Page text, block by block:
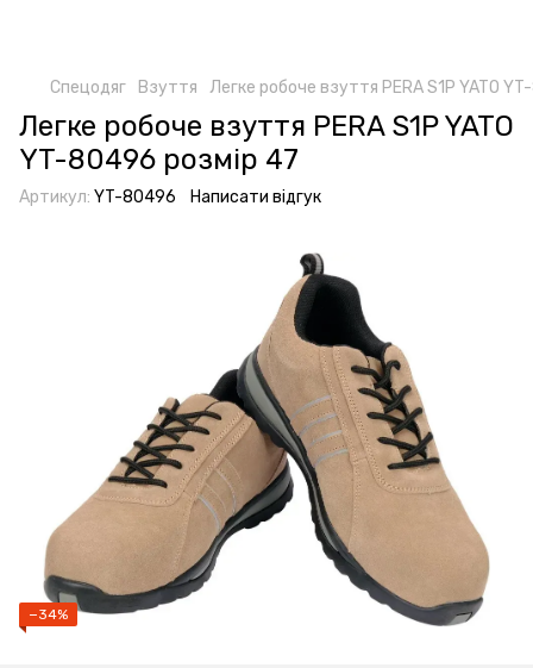
Спецодяг Взуття Легке робоче взуття PERA S1P YATO
Легке робоче взуття PERA S1P YATO
YT-80496 розмір 47
Артикул: YT-80496 Написати відгук
−34%